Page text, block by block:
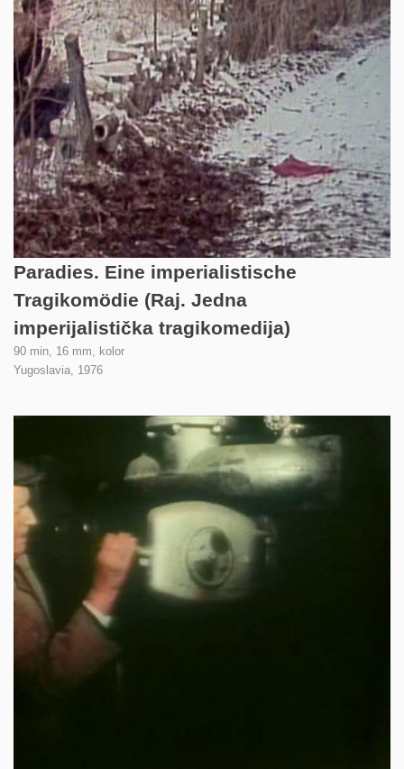
Paradies. Eine imperialistische
Tragikomödie (Raj. Jedna
imperijalistička tragikomedija)
90 min, 16 mm, kolor
Yugoslavia, 1976